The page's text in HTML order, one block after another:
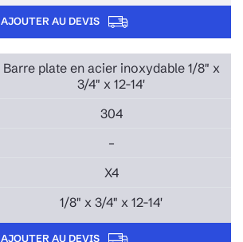
AJOUTER AU DEVIS
Barre plate en acier inoxydable 1/8" x
3/4" x 12-14'
304
–
X4
1/8" x 3/4" x 12-14'
AJOUTER AU DEVIS